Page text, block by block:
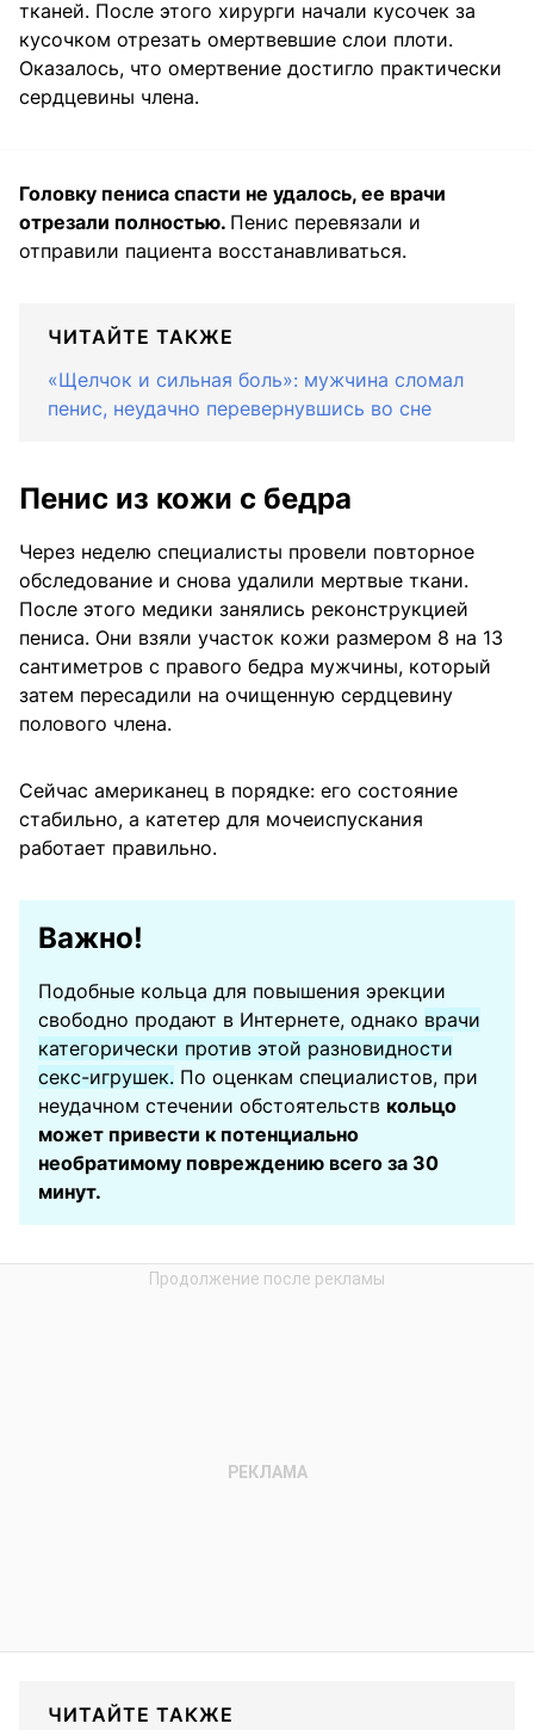
тканей. После этого хирурги начали кусочек за
кусочком отрезать омертвевшие слои плоти.
Оказалось, что омертвение достигло практически
сердцевины члена.
Головку пениса спасти не удалось, ее врачи
отрезали полностью. Пенис перевязали и
отправили пациента восстанавливаться.
ЧИТАЙТЕ ТАКЖЕ
«Щелчок и сильная боль»: мужчина сломал
пенис, неудачно перевернувшись во сне
Пенис из кожи с бедра
Через неделю специалисты провели повторное
обследование и снова удалили мертвые ткани.
После этого медики занялись реконструкцией
пениса. Они взяли участок кожи размером 8 на 13
сантиметров с правого бедра мужчины, который
затем пересадили на очищенную сердцевину
полового члена.
Сейчас американец в порядке: его состояние
стабильно, а катетер для мочеиспускания
работает правильно.
Важно!
Подобные кольца для повышения эрекции
свободно продают в Интернете, однако врачи
категорически против этой разновидности
секс-игрушек. По оценкам специалистов, при
неудачном стечении обстоятельств кольцо
может привести к потенциально
необратимому повреждению всего за 30
минут.
ЧИТАЙТЕ ТАКЖЕ